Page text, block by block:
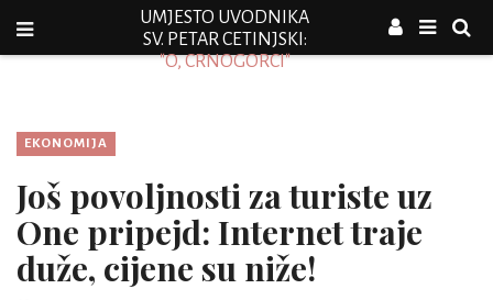
UMJESTO UVODNIKA
SV. PETAR CETINJSKI:
"O, CRNOGORCI"
EKONOMIJA
Još povoljnosti za turiste uz
One pripejd: Internet traje
duže, cijene su niže!